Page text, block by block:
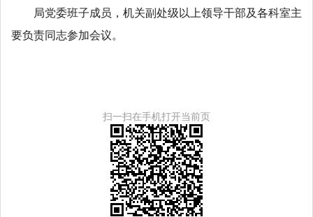
局党委班子成员，机关副处级以上领导干部及各科室主
要负责同志参加会议。
扫一扫在手机打开当前页